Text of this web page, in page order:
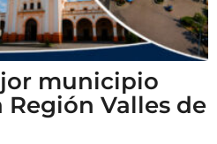
municipio
Región Valles de